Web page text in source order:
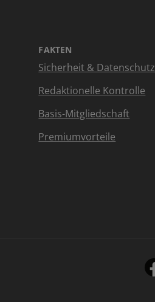
FAKTEN
Sicherheit & Datenschutz
Redaktionelle Kontrolle
Basis-Mitgliedschaft
Premiumvorteile